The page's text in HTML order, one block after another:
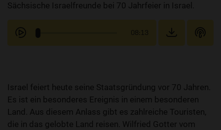
Sächsische Israelfreunde bei 70 Jahrfeier in Israel.
08:13
Israel feiert heute seine Staatsgründung vor 70 Jahren.
Es ist ein besonderes Ereignis in einem besonderen
Land. Aus diesem Anlass gibt es zahlreiche Touristen,
die in das gelobte Land reisen. Wilfried Gotter vom